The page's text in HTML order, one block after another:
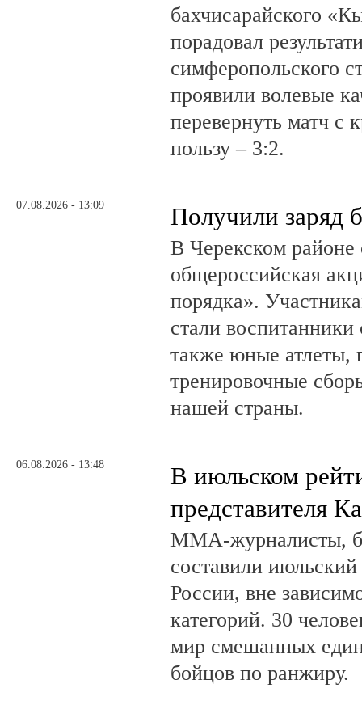
бахчисарайского
порадовал
симферопольского
проявили волевые
перевернуть матч с
пользу – 3:2.
07.08.2026 - 13:09 Получили заряд
В Черекском районе
общероссийская
порядка».
стали
также юные атлеты,
тренировочные
нашей страны.
06.08.2026 - 13:48
В июльском
представителя
ММА-журналисты,
составили
России, вне
категорий. 30
мир смешанных
бойцов по ранжиру.